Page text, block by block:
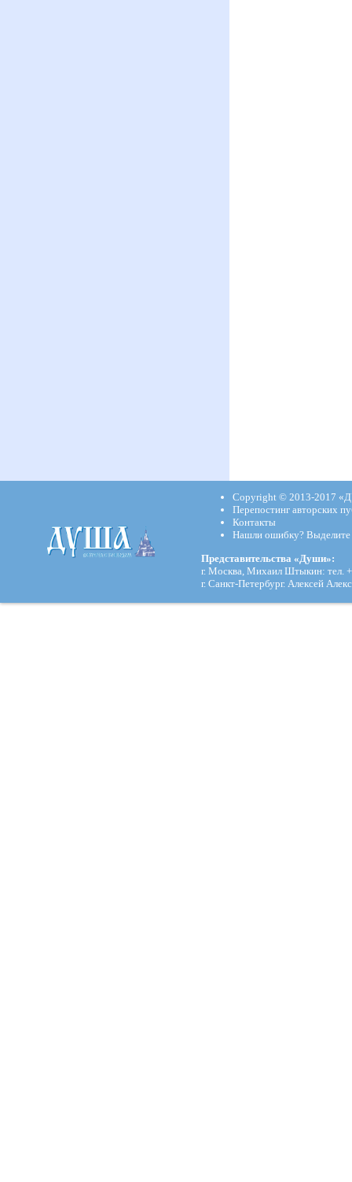
Copyright © 2013-2017
Перепостинг авторских
Контакты
Нашли ошибку?
Представительства «Души»:
г. Москва, Михаил Штыкин: тел.
г. Санкт-Петербург. Алексей